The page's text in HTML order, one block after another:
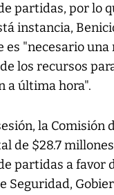
partidas, por lo
instancia,
es "necesario una
los recursos
a última hora".
la Comisión
de $28.7
partidas a favor
Seguridad,